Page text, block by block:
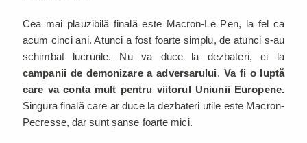
Cea mai plauzibilă finală este Macron-Le Pen, la fel ca
acum cinci ani. Atunci a fost foarte simplu, de atunci s-au
schimbat lucrurile. Nu va duce la dezbateri, ci la
campanii de demonizare a adversarului. Va fi o luptă
care va conta mult pentru viitorul Uniunii Europene.
Singura finală care ar duce la dezbateri utile este Macron-
Pecresse, dar sunt șanse foarte mici.